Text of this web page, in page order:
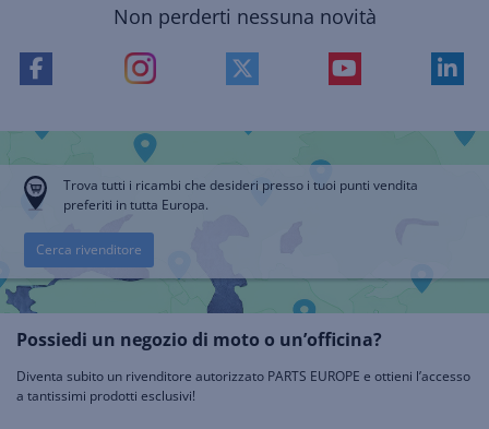
Non perderti nessuna novità
Trova tutti i ricambi che desideri presso i tuoi punti vendita
preferiti in tutta Europa.
Cerca rivenditore
Possiedi un negozio di moto o un’officina?
Diventa subito un rivenditore autorizzato PARTS EUROPE e ottieni l’accesso
a tantissimi prodotti esclusivi!